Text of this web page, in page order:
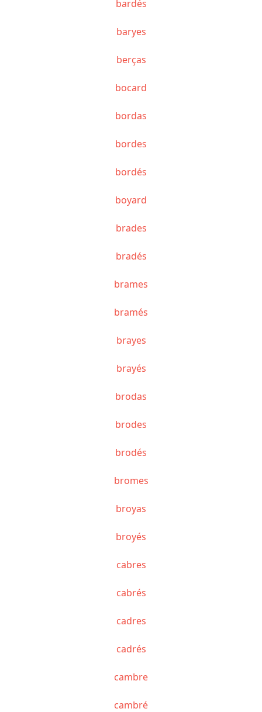
bardés
baryes
berças
bocard
bordas
bordes
bordés
boyard
brades
bradés
brames
bramés
brayes
brayés
brodas
brodes
brodés
bromes
broyas
broyés
cabres
cabrés
cadres
cadrés
cambre
cambré